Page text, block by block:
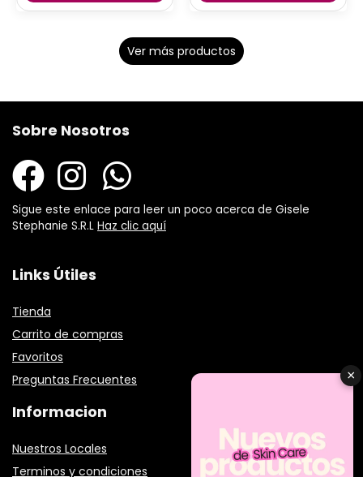
Ver más productos
Sobre Nosotros
Sigue este enlace para leer un poco acerca de Gisele
Stephanie S.R.L Haz clic aquí
Links Útiles
Tienda
Carrito de compras
Favoritos
Preguntas Frecuentes
Informacion
Nuestros Locales
Terminos y condiciones
×